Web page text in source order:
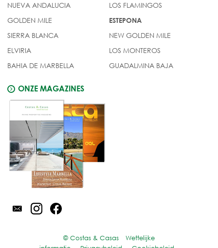
NUEVA ANDALUCIA
GOLDEN MILE
SIERRA BLANCA
ELVIRIA
BAHIA DE MARBELLA
LOS FLAMINGOS
ESTEPONA
NEW GOLDEN MILE
LOS MONTEROS
GUADALMINA BAJA
ONZE MAGAZINES
© Costas & Casas
Wettelijke